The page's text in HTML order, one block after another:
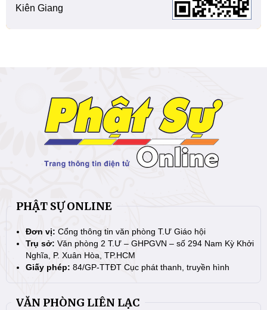
Kiên Giang
PHẬT SỰ ONLINE
Đơn vị: Cổng thông tin văn phòng T.Ư Giáo hội
Trụ sở: Văn phòng 2 T.Ư – GHPGVN – số 294 Nam Kỳ Khởi
Nghĩa, P. Xuân Hòa, TP.HCM
Giấy phép: 84/GP-TTĐT Cục phát thanh, truyền hình
VĂN PHÒNG LIÊN LẠC